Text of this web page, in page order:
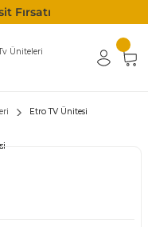
Fırsatı
Etro TV Ünitesi